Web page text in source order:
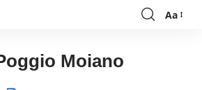
Font
Aa
Moiano